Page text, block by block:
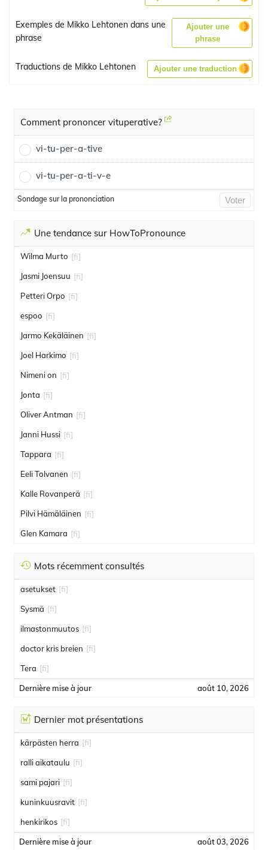
Exemples de Mikko Lehtonen dans une
phrase
Ajouter une
phrase
Traductions de Mikko Lehtonen Ajouter une traduction
Comment prononcer vituperative?
vi-tu-per-a-tive
vi-tu-per-a-ti-v-e
Sondage sur la prononciation Voter
Une tendance sur HowToPronounce
Wilma Murto [fi]
Jasmi Joensuu [fi]
Petteri Orpo [fi]
espoo [fi]
Jarmo Kekäläinen [fi]
Joel Harkimo [fi]
Nimeni on [fi]
Jonta [fi]
Oliver Antman [fi]
Janni Hussi [fi]
Tappara [fi]
Eeli Tolvanen [fi]
Kalle Rovanperä [fi]
Pilvi Hämäläinen [fi]
Glen Kamara [fi]
Mots récemment consultés
asetukset [fi]
Sysmä [fi]
ilmastonmuutos [fi]
doctor kris breien [fi]
Tera [fi]
Dernière mise à jour août 10, 2026
Dernier mot présentations
kärpästen herra [fi]
ralli aikataulu [fi]
sami pajari [fi]
kuninkuusravit [fi]
henkirikos [fi]
Dernière mise à jour août 03, 2026